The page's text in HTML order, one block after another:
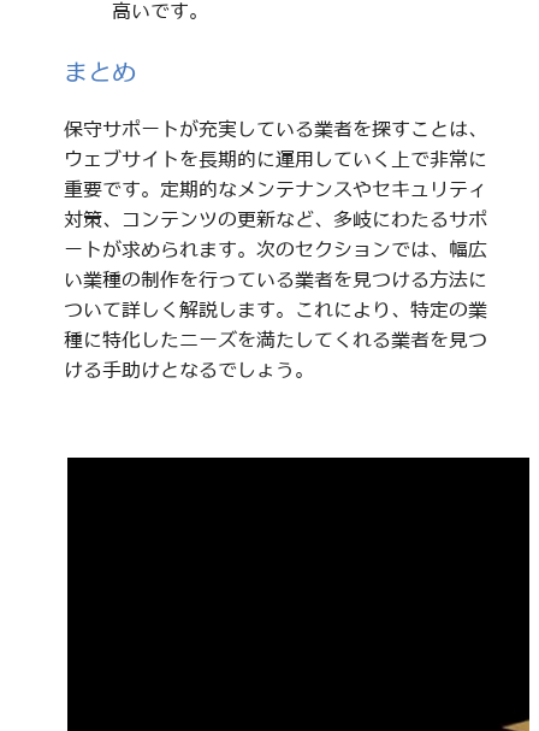
高いです。
まとめ
保守サポートが充実している業者を探すことは、
ウェブサイトを長期的に運用していく上で非常に
重要です。定期的なメンテナンスやセキュリティ
対策、コンテンツの更新など、多岐にわたるサポ
ートが求められます。次のセクションでは、幅広
い業種の制作を行っている業者を見つける方法に
ついて詳しく解説します。これにより、特定の業
種に特化したニーズを満たしてくれる業者を見つ
ける手助けとなるでしょう。